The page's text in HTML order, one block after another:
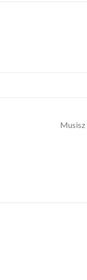
Musisz